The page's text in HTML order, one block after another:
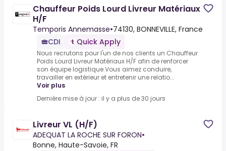
Chauffeur Poids Lourd Livreur Matériaux
H/F
Temporis Annemasse•74130, BONNEVILLE, France
CDI
Quick Apply
Nous recrutons pour l'un de nos clients un Chauffeur
Poids Lourd Livreur Matériaux H/F afin de renforcer
son équipe logistique.Vous aimez conduire,
travailler en extérieur et entretenir une relatio...
Voir plus
Dernière mise à jour : il y a plus de 30 jours
Livreur VL (H/F)
ADEQUAT LA ROCHE SUR FORON•
Bonne, Haute-Savoie, FR